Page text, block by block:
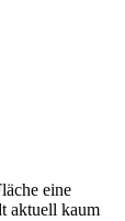
eine
aktuell kaum